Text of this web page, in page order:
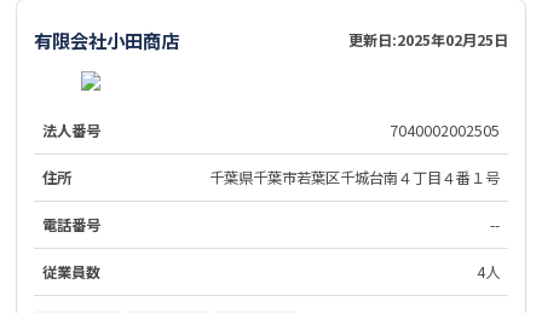
有限会社小田商店 更新日:2025年02月25日
法人番号 7040002002505
住所 千葉県千葉市若葉区千城台南４丁目４番１号
電話番号 --
従業員数 4人